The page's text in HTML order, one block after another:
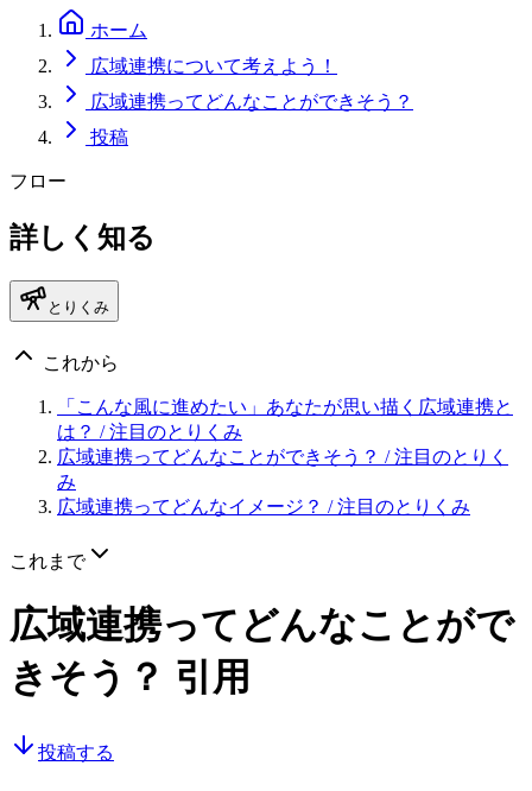
ホーム
広域連携について考えよう！
広域連携ってどんなことができそう？
投稿
フロー
詳しく知る
とりくみ
これから
「こんな風に進めたい」あなたが思い描く広域連携と
は？ / 注目のとりくみ
広域連携ってどんなことができそう？ / 注目のとりく
み
広域連携ってどんなイメージ？ / 注目のとりくみ
これまで
広域連携ってどんなことがで
きそう？ 引用
投稿する